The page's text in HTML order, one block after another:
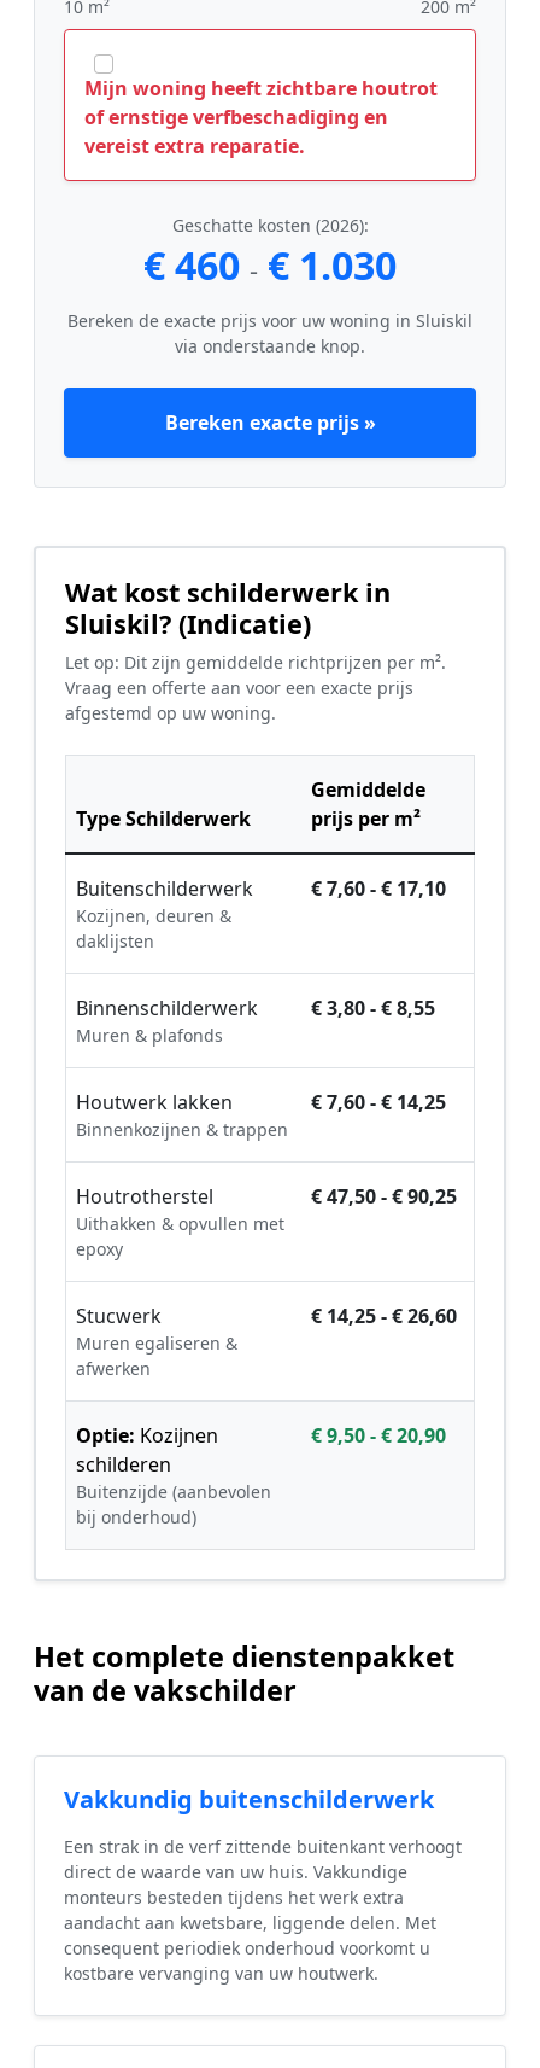
10 m² 200 m²
Mijn woning heeft zichtbare houtrot
of ernstige verfbeschadiging en
vereist extra reparatie.
Geschatte kosten (2026):
€ 460 - € 1.030
Bereken de exacte prijs voor uw woning in Sluiskil
via onderstaande knop.
Bereken exacte prijs »
Wat kost schilderwerk in
Sluiskil? (Indicatie)
Let op: Dit zijn gemiddelde richtprijzen per m².
Vraag een offerte aan voor een exacte prijs
afgestemd op uw woning.
Type Schilderwerk
Gemiddelde
prijs per m²
Buitenschilderwerk
Kozijnen, deuren &
daklijsten
€ 7,60 - € 17,10
Binnenschilderwerk
Muren & plafonds
€ 3,80 - € 8,55
Houtwerk lakken
Binnenkozijnen & trappen
€ 7,60 - € 14,25
Houtrotherstel
Uithakken & opvullen met
epoxy
€ 47,50 - € 90,25
Stucwerk
Muren egaliseren &
afwerken
€ 14,25 - € 26,60
Optie: Kozijnen
schilderen
Buitenzijde (aanbevolen
bij onderhoud)
€ 9,50 - € 20,90
Het complete dienstenpakket
van de vakschilder
Vakkundig buitenschilderwerk
Een strak in de verf zittende buitenkant verhoogt
direct de waarde van uw huis. Vakkundige
monteurs besteden tijdens het werk extra
aandacht aan kwetsbare, liggende delen. Met
consequent periodiek onderhoud voorkomt u
kostbare vervanging van uw houtwerk.